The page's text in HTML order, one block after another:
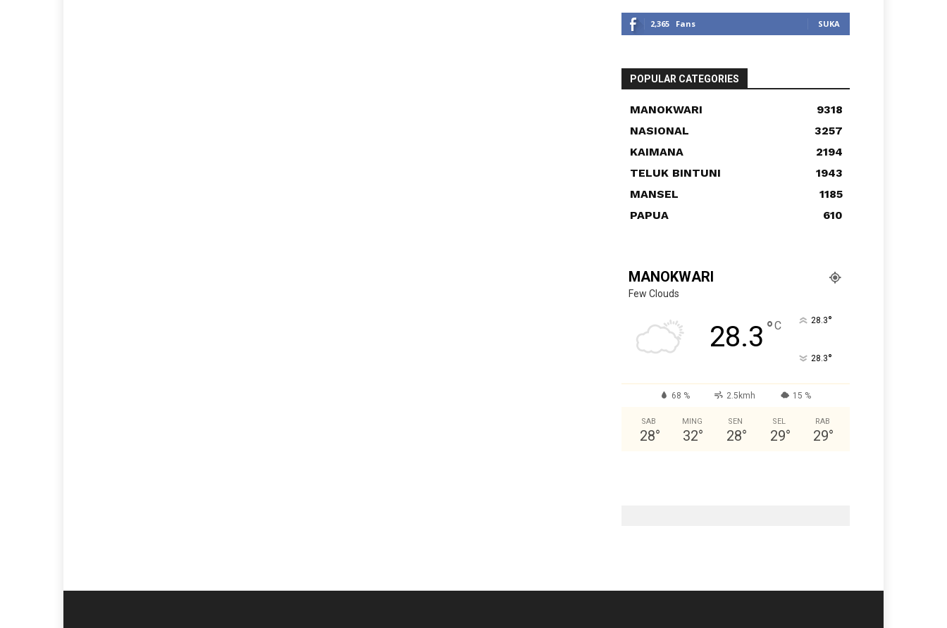
2,365 Fans SUKA
POPULAR CATEGORIES
MANOKWARI
9318
NASIONAL
3257
KAIMANA
2194
TELUK BINTUNI
1943
MANSEL
1185
PAPUA
610
MANOKWARI
Few Clouds
28.3 °C 28.3°
28.3°
68 % 2.5kmh 15 %
SAB
28°
MING
32°
SEN
28°
SEL
29°
RAB
29°